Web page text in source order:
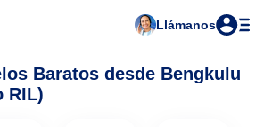
Llámanos
Baratos desde Bengkulu
RIL)